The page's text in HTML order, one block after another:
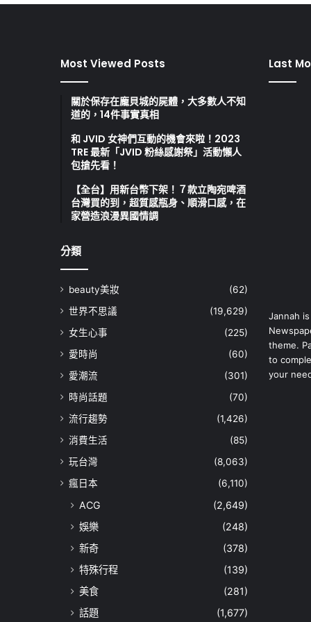
Most Viewed Posts
關於保存在龐貝城的屍體，大多數人不知
道的，14件事實真相
和 JVID 女神們互動的機會來啦！2023
TRE 最新「JVID 粉絲感謝祭」活動懶人
包搶先看！
【全台】用新台幣下架！７款立陶宛啤酒
台灣買的到，超質感瓶身、順滑口感，在
家營造浪漫異國情調
分類
beauty美妝
(62)
世界不思議
(19,629)
女生心事
(225)
愛時尚
(60)
愛潮流
(301)
時尚話題
(70)
流行趨勢
(1,426)
消費生活
(85)
玩台灣
(8,063)
瘋日本
(6,110)
ACG
(2,649)
娛樂
(248)
新奇
(378)
特殊行程
(139)
美食
(281)
話題
(1,677)
Last
Jannah
theme.
to
your